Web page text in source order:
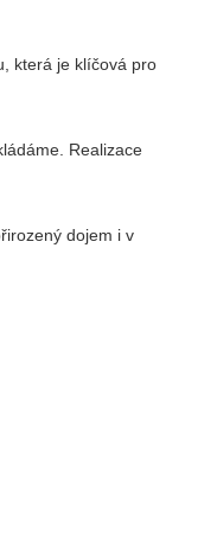
která je klíčová pro
Realizace
dojem i v